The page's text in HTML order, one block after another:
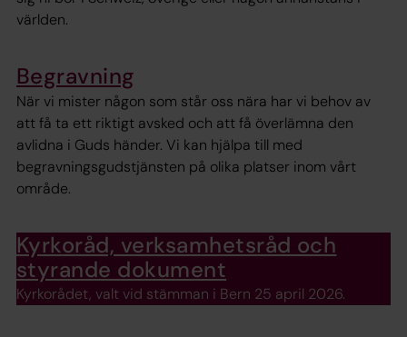
världen.
Begravning
När vi mister någon som står oss nära har vi behov av
att få ta ett riktigt avsked och att få överlämna den
avlidna i Guds händer. Vi kan hjälpa till med
begravningsgudstjänsten på olika platser inom vårt
område.
Kyrkoråd, verksamhetsråd och
styrande dokument
Kyrkorådet, valt vid stämman i Bern 25 april 2026.